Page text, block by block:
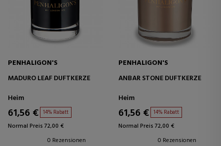
PENHALIGON'S
MADURO LEAF DUFTKERZE
Heim
61,56 € 14% Rabatt
Normal Preis 72,00 €
0 Rezensionen
PENHALIGON'S
ANBAR STONE DUFTKERZE
Heim
61,56 € 14% Rabatt
Normal Preis 72,00 €
0 Rezensionen